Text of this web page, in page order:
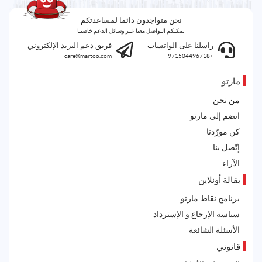
نحن متواجدون دائما لمساعدتكم
يمكنكم التواصل معنا عبر وسائل الدعم خاصتنا
راسلنا على الواتساب
+971504496718
فريق دعم البريد الإلكتروني
care@martoo.com
مارتو
من نحن
انضم إلى مارتو
كن مورّدنا
إتّصل بنا
الآراء
بقالة أونلاين
برنامج نقاط مارتو
سياسة الإرجاع و الإسترداد
الأسئلة الشائعة
قانوني